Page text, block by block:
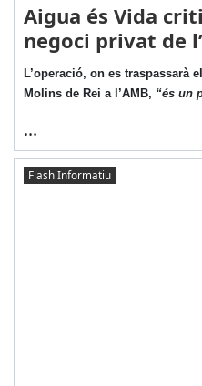
Aigua és Vida
negoci privat de
L’operació, on es traspassarà
Molins de Rei a l’AMB, “és un
...
Flash Informatiu